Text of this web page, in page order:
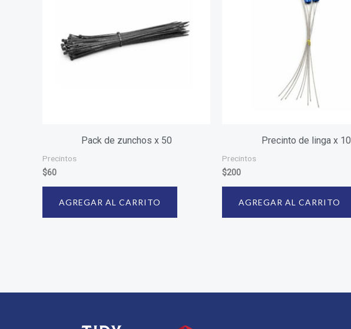
Pack de zunchos x 50
Precintos
$60
AGREGAR AL CARRITO
Precinto de linga x 10
Precintos
$200
AGREGAR AL CARRITO